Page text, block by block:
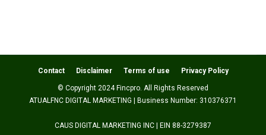
Contact Disclaimer Terms of use Privacy Policy
© Copyright 2024 Fincpro. All Rights Reserved
ATUALFNC DIGITAL MARKETING | Business Number: 310376371
CAUS DIGITAL MARKETING INC | EIN 88-3279387